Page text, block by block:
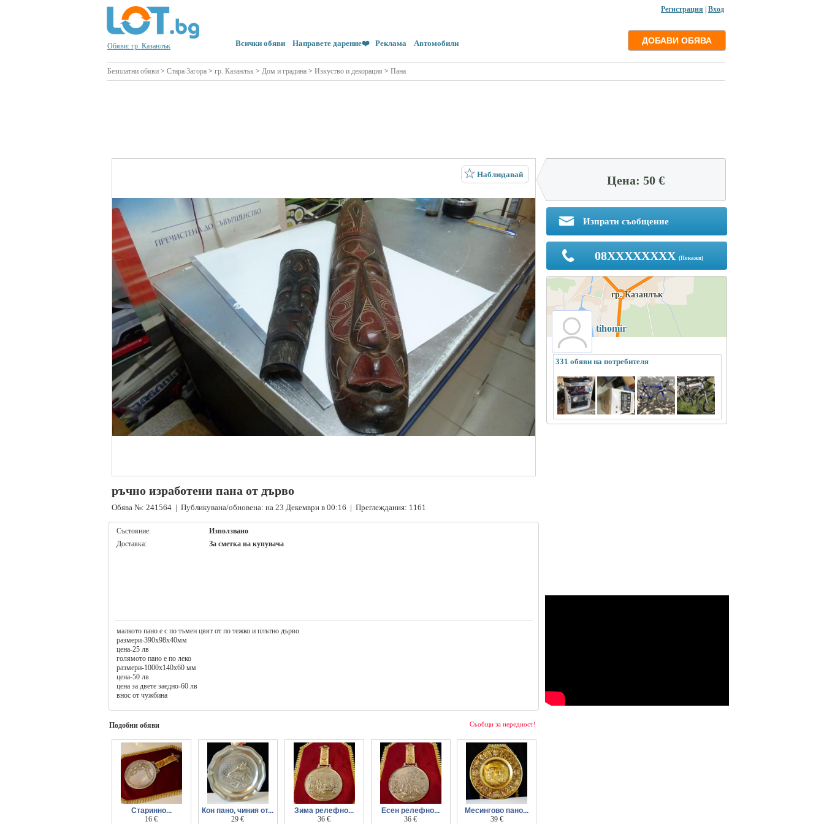
Регистрация Вход
Обяви: гр. Казанлък Всички обяви Направете дарение❤️ Реклама Автомобили
Безплатни обяви > Стара Загора > гр. Казанлък > Дом и градина > Изкуство и декорация > Пана
Наблюдавай
ръчно изработени пана от дърво
Обява №: 241564 | Публикувана/обновена: на 23 Декември в 00:16 | Преглеждания: 1161
Състояние:
Използвано
Доставка:
За сметка на купувача
малкото пано е с по тъмен цвят от по тежко и плътно дърво
размери-390х98х40мм
цена-25 лв
голямото пано е по леко
размери-1000х140х60 мм
цена-50 лв
цена за двете заедно-60 лв
внос от чужбина
Съобщи за нередност!
Подобни обяви
Старинно...
гравирано пано от
16 €
Кон пано, чиния от...
калай.
29 €
Зима релефно...
пано, картина от
36 €
Есен релефно...
пано, плакет,
36 €
Месингово пано...
Рубенс, 37 см.,
39 €
Цена: 50 €
Изпрати съобщение
08XXXXXXXX (Покажи)
гр. Казанлък
tihomir
331 обяви на потребителя